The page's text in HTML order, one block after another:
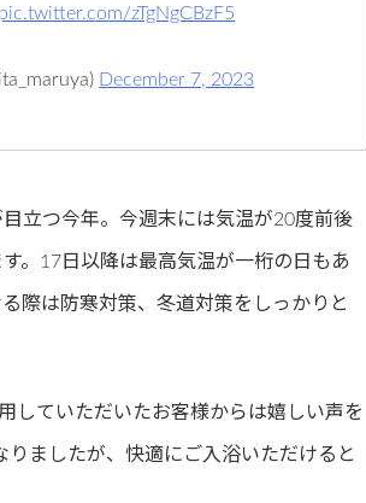
pic.twitter.com/zTgNgCBzF5
December 7, 2023
立つ今年。今週末には気温が20度前後
。17日以降は最高気温が一桁の日もあ
際は防寒対策、冬道対策をしっかりと
していただいたお客様からは嬉しい声を
ましたが、快適にご入浴いただけると